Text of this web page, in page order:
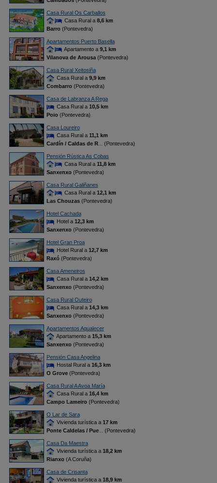
Casa Rural Os Carballos
Casa Rural a 8,6 km
Barro(Pontevedra)
Apartamentos Puerto Basella
Apartamento a 9,1 km
Vilanova de Arousa(Pontevedra)
Casa Rural Xeitosiña
Casa Rural a 9,9 km
Combarro(Pontevedra)
Casa de Labranza A Rega
Casa Rural a 10,5 km
Poio(Pontevedra)
Casa Loureiro
Casa Rural a 11,1 km
Cardín / Caldas de R... (Pontevedra)
Pensión Rústica As Cobas
Casa Rural a 11,8 km
Sanxenxo(Pontevedra)
Casa Rural Galiñanes
Casa Rural a 12,1 km
Las Chouzas(Pontevedra)
Hotel Cachada
Hotel a 12,3 km
Sanxenxo(Pontevedra)
Hotel Gran Proa
Hotel Rural a 12,7 km
Raxó(Pontevedra)
Casa Ameneiros
Casa Rural a 14,2 km
Sanxenxo(Pontevedra)
Casa Rural Outeiro
Casa Rural a 14,3 km
Sanxenxo(Pontevedra)
Apartamentos Aqualecer
Apartamento a 15,3 km
Sanxenxo(Pontevedra)
Pensión Casa Angelina
Hostal Rural a 16,3 km
O Grove(Pontevedra)
Casa Rural A Avoa María
Casa Rural a 16,4 km
Campo Lameiro(Pontevedra)
O Lar de Sara
Vivienda turística a 17 km
Ponte Caldelas / Pue... (Pontevedra)
Casa Da Maestra
Vivienda turística a 18,2 km
Rianxo(A Coruña)
Casa de Crisanta
Vivienda turística a 18,9 km